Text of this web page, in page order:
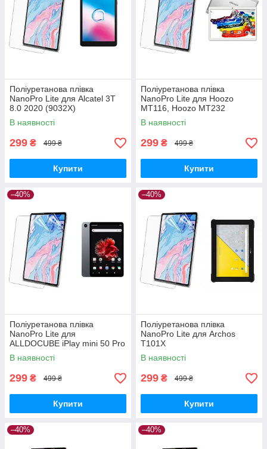
Поліуретанова плівка
NanoPro Lite для Alcatel 3T
8.0 2020 (9032X)
В наявності
299 ₴ 499 ₴
Купити
Поліуретанова плівка
NanoPro Lite для Hoozo
MT116, Hoozo MT232
В наявності
299 ₴ 499 ₴
Купити
–40%
Поліуретанова плівка
NanoPro Lite для
ALLDOCUBE iPlay mini 50 Pro
В наявності
299 ₴ 499 ₴
Купити
–40%
Поліуретанова плівка
NanoPro Lite для Archos
T101X
В наявності
299 ₴ 499 ₴
Купити
–40% –40%